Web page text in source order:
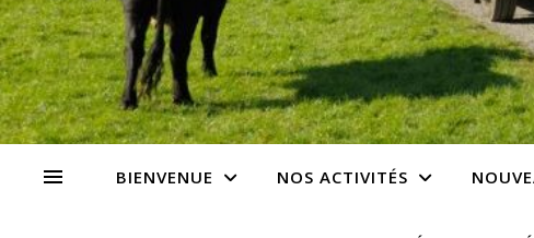
BIENVENUE NOS ACTIVITÉS